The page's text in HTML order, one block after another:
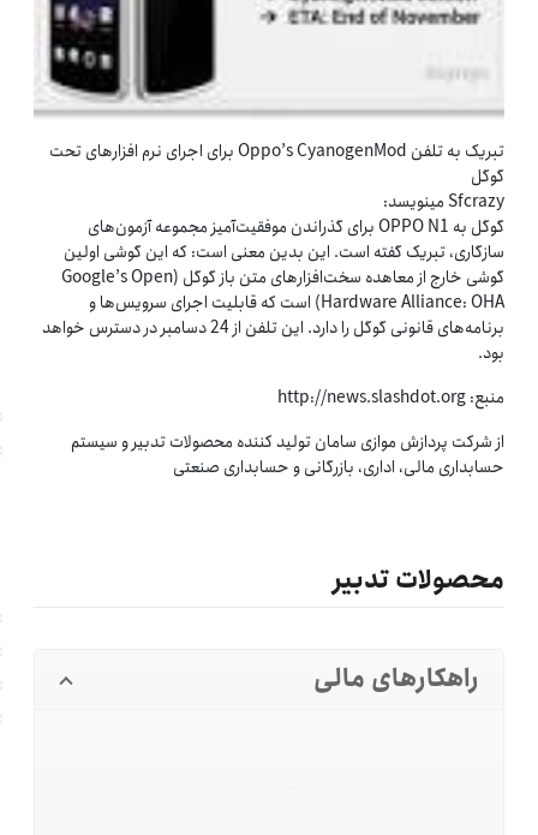
تبریک به تلفن Oppo’s CyanogenMod برای اجرای نرم افزارهای تحت
گوگل
Sfcrazy مینویسد:
گوگل به OPPO N1 برای گذراندن موفقیت‌آمیز مجموعه آزمون‌های
سازگاری، تبریک گفته است. این بدین معنی است: که این گوشی اولین
گوشی خارج از معاهده سخت‌افزارهای متن باز گوگل (Google’s Open
Hardware Alliance: OHA) است که قابلیت اجرای سرویس‌ها و
برنامه‌های قانونی گوگل را دارد. این تلفن از 24 دسامبر در دسترس خواهد
بود.
منبع: http://news.slashdot.org
از شرکت پردازش موازی سامان تولید کننده محصولات تدبیر و سیستم
حسابداری مالی، اداری، بازرگانی و حسابداری صنعتی
محصولات تدبیر
راهکارهای مالی